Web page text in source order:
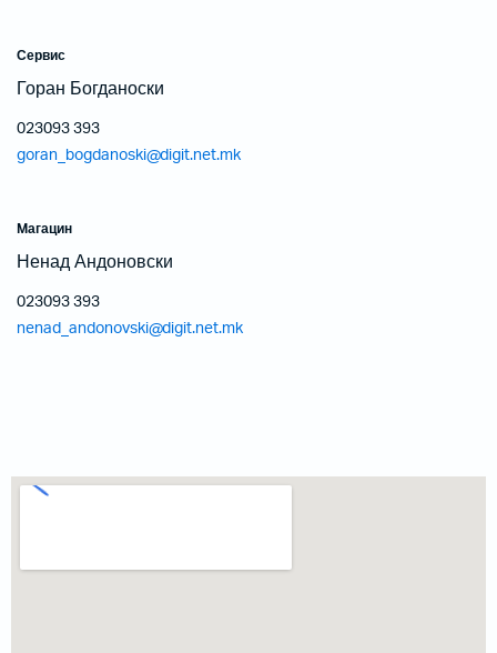
Сервис
Горан Богданоски
023093 393
goran_bogdanoski@digit.net.mk
Mагацин
Ненад Андоновски
023093 393
nenad_andonovski@digit.net.mk